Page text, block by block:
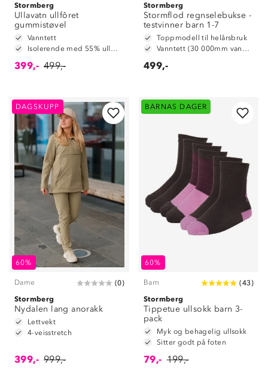
Stormberg
Ullavatn ullfôret
gummistøvel
Vanntett
Isolerende med 55% ullmiks
399,- 499,-
Stormberg
Stormflod regnselebukse -
testvinner barn 1-7
Toppmodell til helårsbruk
Vanntett (30 000mm vannsøyle)
499,-
DAGSKUPP
60%
Dame (0)
Stormberg
Nydalen lang anorakk
Lettvekt
4-veisstretch
399,- 999,-
BARNAS DAGER
60%
Barn (43)
Stormberg
Tippetue ullsokk barn 3-
pack
Myk og behagelig ullsokk
Sitter godt på foten
79,- 199,-